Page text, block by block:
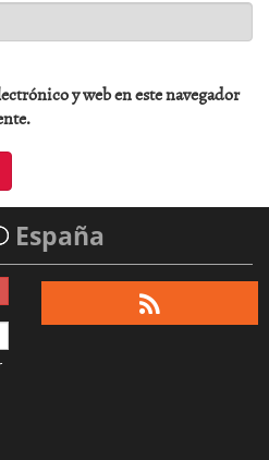
y web en este navegador
España